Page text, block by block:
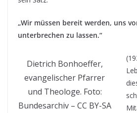
„Wir müssen bereit werden, uns
unterbrechen zu lassen.“
Dietrich Bonhoeffer,
evangelischer Pfarrer
und Theologe. Foto:
Bundesarchiv – CC BY-SA